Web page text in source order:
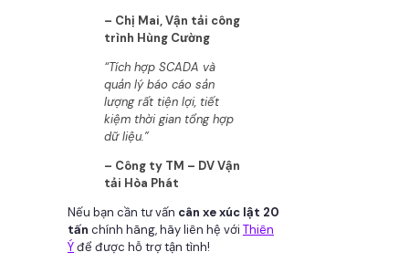
– Chị Mai, Vận tải công
trình Hùng Cường
“Tích hợp SCADA và
quản lý báo cáo sản
lượng rất tiện lợi, tiết
kiệm thời gian tổng hợp
dữ liệu.”
– Công ty TM – DV Vận
tải Hòa Phát
Nếu bạn cần tư vấn cân xe xúc lật 20
tấn chính hãng, hãy liên hệ với Thiên
Ýđể được hỗ trợ tận tình!